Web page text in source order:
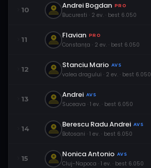
10 Andrei Bogdan PRO
Bucuresti · 2 ev. · best 6.050
11 Flavian PRO
Constanța · 2 ev. · best 6.050
12 Stanciu Mario AVS
valea dragului · 2 ev. · best 6.050
13 Andrei AVS
Suceava · 1 ev. · best 6.050
14 Berescu Radu Andrei AVS
Botosani · 1 ev. · best 6.050
15 Nonica Antonio AVS
Cluj-Napoca · 1 ev. · best 6.050